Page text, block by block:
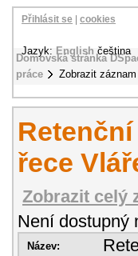
Domovská stránka
práce
Zobrazit záznam
Přihlásit se cookies
Jazyk: English čeština
řece
Zobrazit celý
Není dostupný
Název: